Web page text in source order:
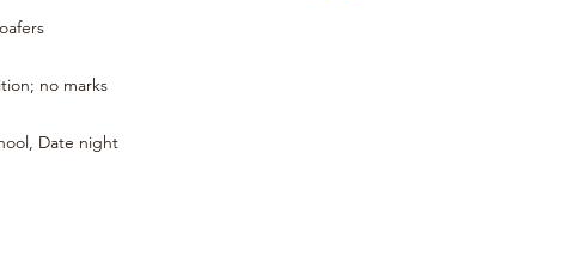
no marks.
Date night.